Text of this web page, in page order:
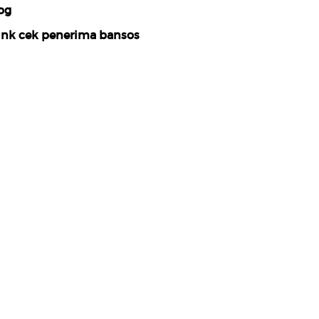
cek penerima bansos